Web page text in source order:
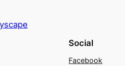
Social
Facebook